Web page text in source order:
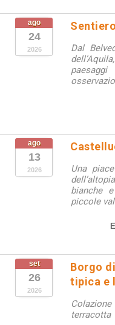
ago
24
2026
Dal
ago
13
2026
Una
bianche
piccole
set
26
2026
Borgo
tipica e
terracotta